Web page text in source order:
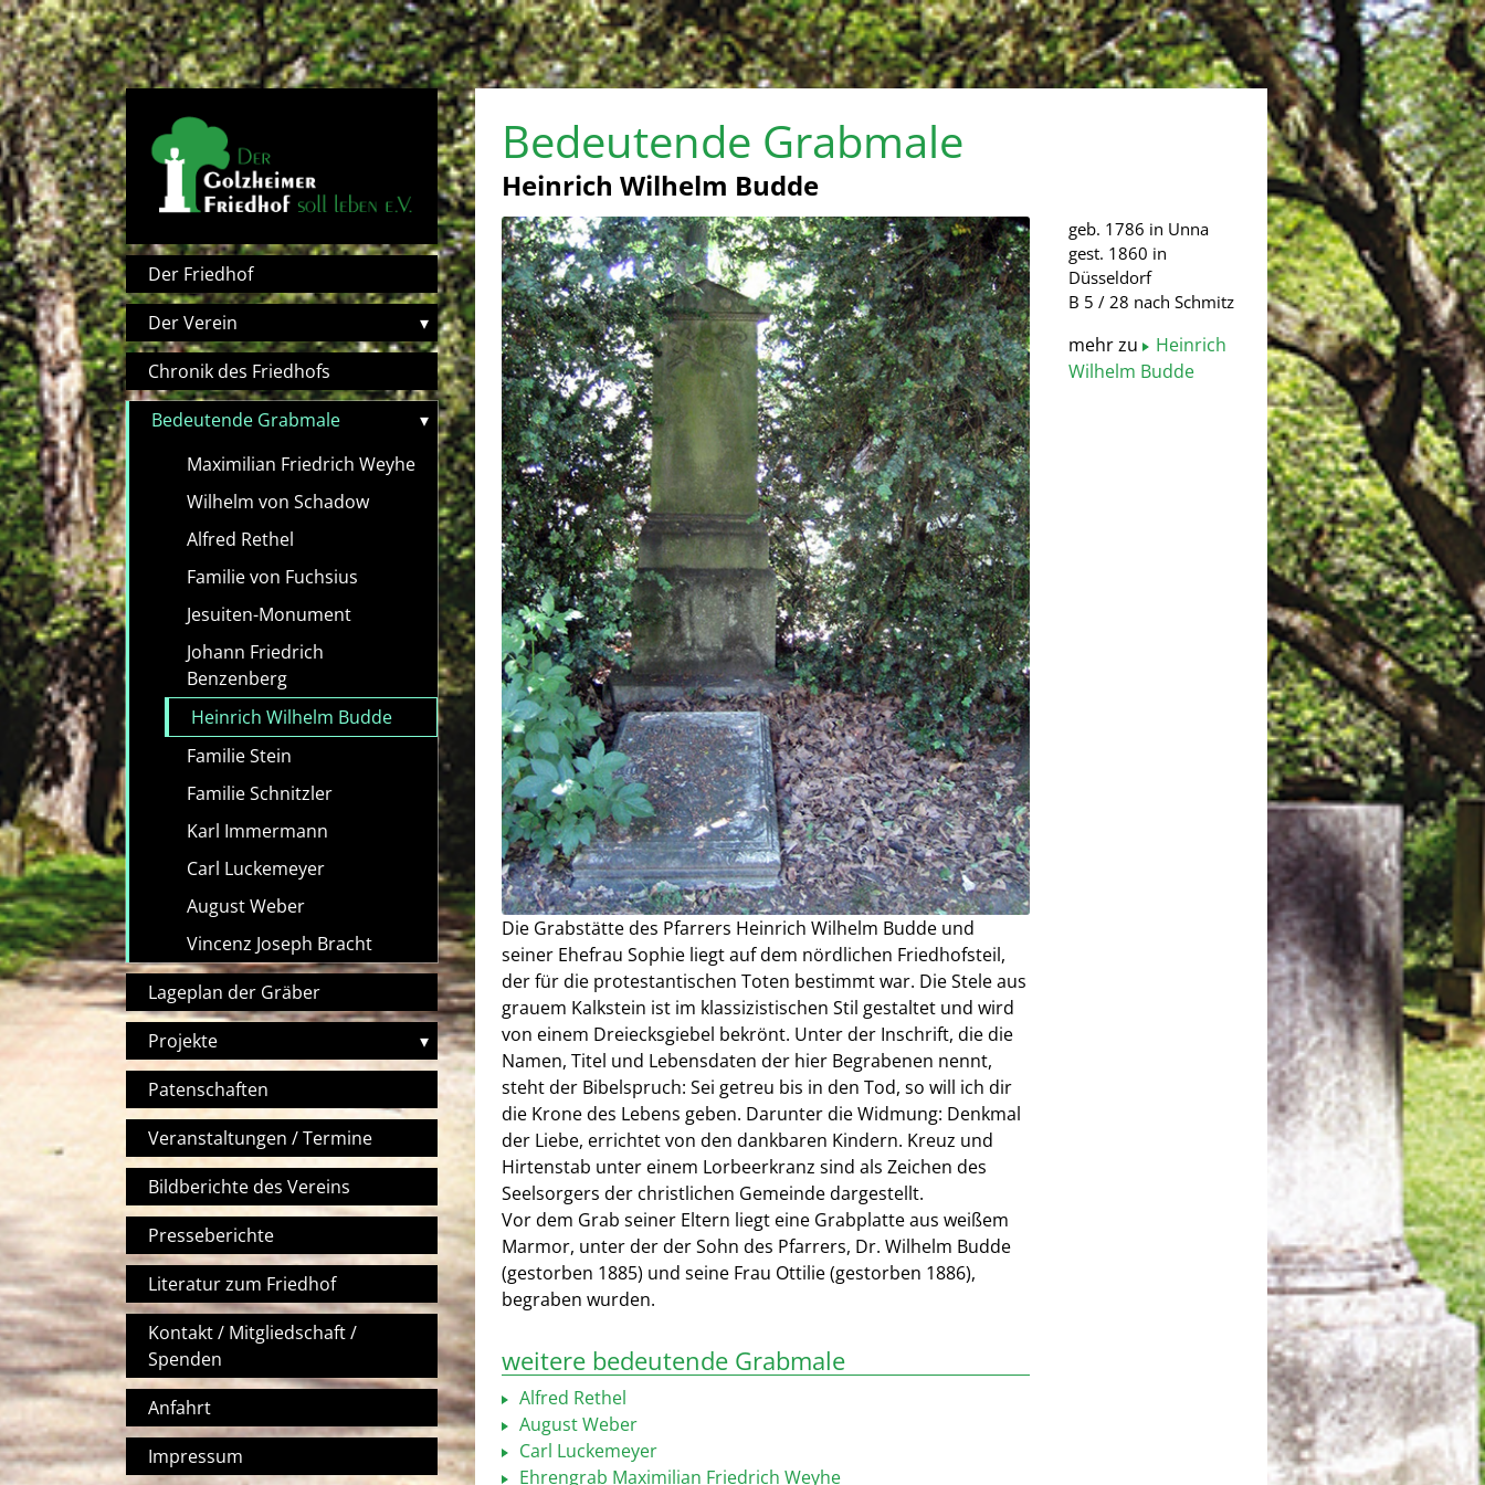
Direkt zum Inhalt
Hauptnavigation
Der Friedhof
Der Verein
▾
Chronik des Friedhofs
Bedeutende Grabmale
▾
Maximilian Friedrich Weyhe
Wilhelm von Schadow
Alfred Rethel
Familie von Fuchsius
Jesuiten-Monument
Johann Friedrich
Benzenberg
Heinrich Wilhelm Budde
Familie Stein
Familie Schnitzler
Karl Immermann
Carl Luckemeyer
August Weber
Vincenz Joseph Bracht
Lageplan der Gräber
Projekte
▾
Patenschaften
Veranstaltungen / Termine
Bildberichte des Vereins
Presseberichte
Literatur zum Friedhof
Kontakt / Mitgliedschaft /
Spenden
Anfahrt
Impressum
Bedeutende Grabmale
Heinrich Wilhelm Budde
Die Grabstätte des Pfarrers Heinrich Wilhelm Budde und
seiner Ehefrau Sophie liegt auf dem nördlichen Friedhofsteil,
der für die protestantischen Toten bestimmt war. Die Stele aus
grauem Kalkstein ist im klassizistischen Stil gestaltet und wird
von einem Dreiecksgiebel bekrönt. Unter der Inschrift, die die
Namen, Titel und Lebensdaten der hier Begrabenen nennt,
steht der Bibelspruch: Sei getreu bis in den Tod, so will ich dir
die Krone des Lebens geben. Darunter die Widmung: Denkmal
der Liebe, errichtet von den dankbaren Kindern. Kreuz und
Hirtenstab unter einem Lorbeerkranz sind als Zeichen des
Seelsorgers der christlichen Gemeinde dargestellt.
Vor dem Grab seiner Eltern liegt eine Grabplatte aus weißem
Marmor, unter der der Sohn des Pfarrers, Dr. Wilhelm Budde
(gestorben 1885) und seine Frau Ottilie (gestorben 1886),
begraben wurden.
weitere bedeutende Grabmale
Alfred Rethel
August Weber
Carl Luckemeyer
Ehrengrab Maximilian Friedrich Weyhe
geb. 1786 in Unna
gest. 1860 in
Düsseldorf
B 5 / 28 nach Schmitz
mehr zu
Heinrich
Wilhelm Budde